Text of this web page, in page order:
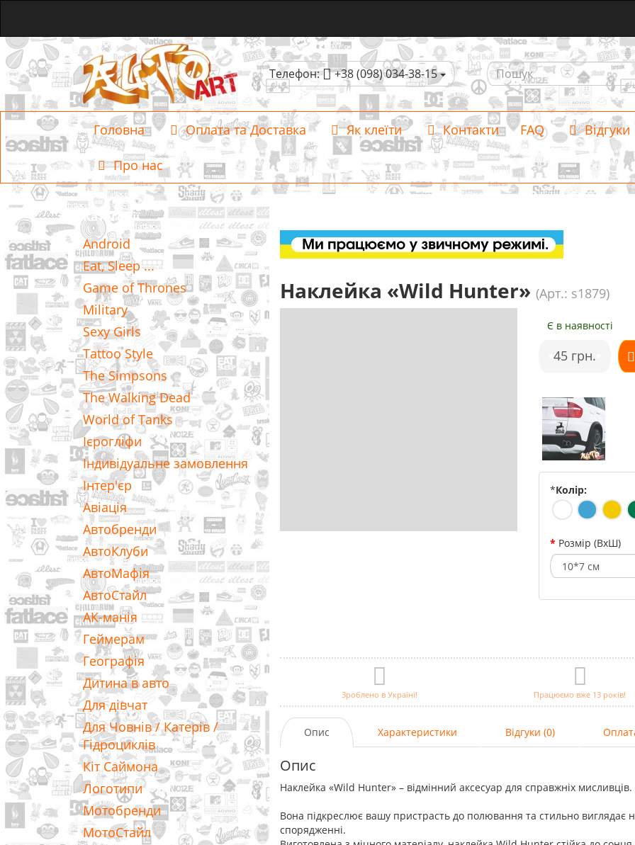
Телефон: +38 (098) 034-38-15
Головна Оплата та Доставка Як клеїти Контакти FAQ Відгуки
Про нас
Категорії
Android
Eat, Sleep ...
Game of Thrones
Military
Sexy Girls
Tattoo Style
The Simpsons
The Walking Dead
World of Tanks
Ієрогліфи
Індивідуальне замовлення
Інтер'єр
Авіація
Автобренди
АвтоКлуби
АвтоМафія
АвтоСтайл
АК-манія
Геймерам
Географія
Дитина в авто
Для дівчат
Для Човнів / Катерів /
Гідроциклів
Кіт Саймона
Логотипи
Мотобренди
МотоСтайл
Наклейка «Wild Hunter» (Арт.: s1879)
Є в наявності
•45 грн.
*Колір:
Розмір (ВхШ)
Зроблено в Україні! Працюємо вже 13 років!
Опис Характеристики Відгуки (0)
Опис
Наклейка «Wild Hunter» – відмінний аксесуар для справжніх мисливців.
Вона підкреслює вашу пристрасть до полювання та стильно виглядає
спорядженні.